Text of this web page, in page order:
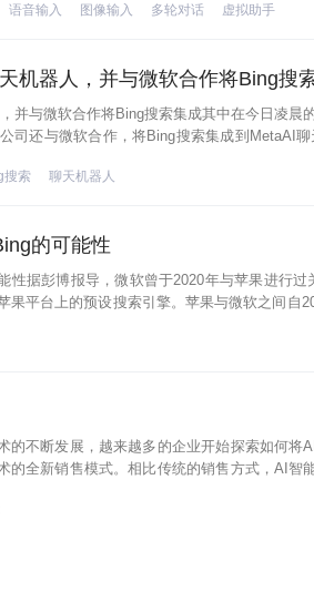
语音输入 图像输入 多轮对话 虚拟助手
机器人，并与微软合作将Bing搜
并与微软合作将Bing搜索集成其中在今日凌晨
司还与微软合作，将Bing搜索集成到MetaAI
搜索 聊天机器人
的可能性
性据彭博报导，微软曾于2020年与苹果进行过
果平台上的预设搜索引擎。苹果与微软之间自
的不断发展，越来越多的企业开始探索如何将
的全新销售模式。相比传统的销售方式，AI智